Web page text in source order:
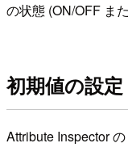
の状態 (ON/OFF ま
初期値の設定
Attribute Inspector